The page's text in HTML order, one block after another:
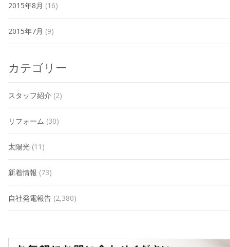
2015年8月 (16)
2015年7月 (9)
カテゴリー
スタッフ紹介 (2)
リフォーム (30)
太陽光 (11)
新着情報 (73)
自社発電報告 (2,380)